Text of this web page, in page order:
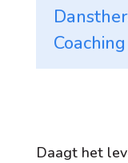
Coaching
Daagt het